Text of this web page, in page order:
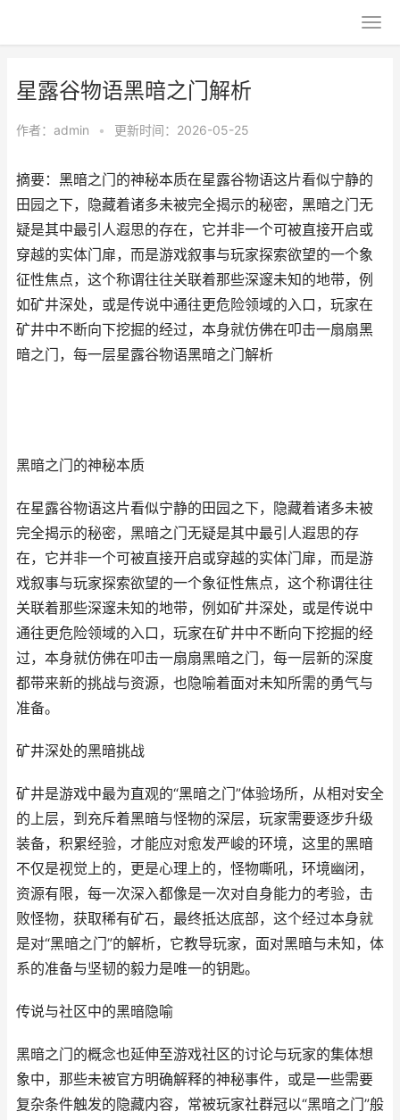
星露谷物语黑暗之门解析
作者： admin • 更新时间：2026-05-25
摘要：黑暗之门的神秘本质在星露谷物语这片看似宁静的
田园之下，隐藏着诸多未被完全揭示的秘密，黑暗之门无
疑是其中最引人遐思的存在，它并非一个可被直接开启或
穿越的实体门扉，而是游戏叙事与玩家探索欲望的一个象
征性焦点，这个称谓往往关联着那些深邃未知的地带，例
如矿井深处，或是传说中通往更危险领域的入口，玩家在
矿井中不断向下挖掘的经过，本身就仿佛在叩击一扇扇黑
暗之门，每一层星露谷物语黑暗之门解析
黑暗之门的神秘本质
在星露谷物语这片看似宁静的田园之下，隐藏着诸多未被
完全揭示的秘密，黑暗之门无疑是其中最引人遐思的存
在，它并非一个可被直接开启或穿越的实体门扉，而是游
戏叙事与玩家探索欲望的一个象征性焦点，这个称谓往往
关联着那些深邃未知的地带，例如矿井深处，或是传说中
通往更危险领域的入口，玩家在矿井中不断向下挖掘的经
过，本身就仿佛在叩击一扇扇黑暗之门，每一层新的深度
都带来新的挑战与资源，也隐喻着面对未知所需的勇气与
准备。
矿井深处的黑暗挑战
矿井是游戏中最为直观的“黑暗之门”体验场所，从相对安全
的上层，到充斥着黑暗与怪物的深层，玩家需要逐步升级
装备，积累经验，才能应对愈发严峻的环境，这里的黑暗
不仅是视觉上的，更是心理上的，怪物嘶吼，环境幽闭，
资源有限，每一次深入都像是一次对自身能力的考验，击
败怪物，获取稀有矿石，最终抵达底部，这个经过本身就
是对“黑暗之门”的解析，它教导玩家，面对黑暗与未知，体
系的准备与坚韧的毅力是唯一的钥匙。
传说与社区中的黑暗隐喻
黑暗之门的概念也延伸至游戏社区的讨论与玩家的集体想
象中，那些未被官方明确解释的神秘事件，或是一些需要
复杂条件触发的隐藏内容，常被玩家社群冠以“黑暗之门”般